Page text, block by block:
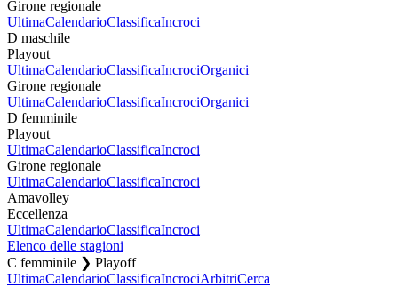
Girone regionale
UltimaCalendarioClassificaIncroci
D maschile
Playout
UltimaCalendarioClassificaIncrociOrganici
Girone regionale
UltimaCalendarioClassificaIncrociOrganici
D femminile
Playout
UltimaCalendarioClassificaIncroci
Girone regionale
UltimaCalendarioClassificaIncroci
Amavolley
Eccellenza
UltimaCalendarioClassificaIncroci
Elenco delle stagioni
C femminile ❯ Playoff
UltimaCalendarioClassificaIncrociArbitriCerca